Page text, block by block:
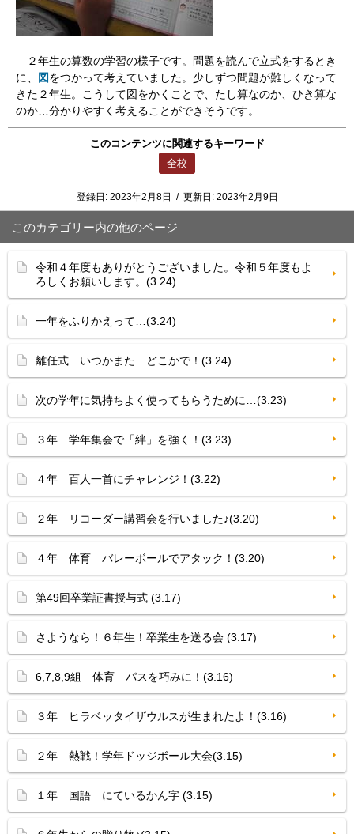
２年生の算数の学習の様子です。問題を読んで立式をするとき
に、
図をつかって考えていました。少しずつ問題が難しくなって
きた２年生。こうして図をかくことで、たし算なのか、ひき算な
のか…分かりやすく考えることができそうです。
このコンテンツに関連するキーワード
全校
登録日: 2023年2月8日 / 更新日: 2023年2月9日
このカテゴリー内の他のページ
令和４年度もありがとうございました。令和５年度もよ
ろしくお願いします。(3.24)
一年をふりかえって…(3.24)
離任式 いつかまた…どこかで！(3.24)
次の学年に気持ちよく使ってもらうために…(3.23)
３年 学年集会で「絆」を強く！(3.23)
４年 百人一首にチャレンジ！(3.22)
２年 リコーダー講習会を行いました♪(3.20)
４年 体育 バレーボールでアタック！(3.20)
第49回卒業証書授与式 (3.17)
さようなら！６年生！卒業生を送る会 (3.17)
6,7,8,9組 体育 パスを巧みに！(3.16)
３年 ヒラベッタイザウルスが生まれたよ！(3.16)
２年 熱戦！学年ドッジボール大会(3.15)
１年 国語 にているかん字 (3.15)